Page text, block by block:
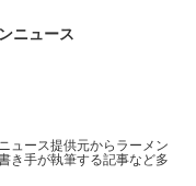
ニュース
ュース提供元からラーメン
き手が執筆する記事など多